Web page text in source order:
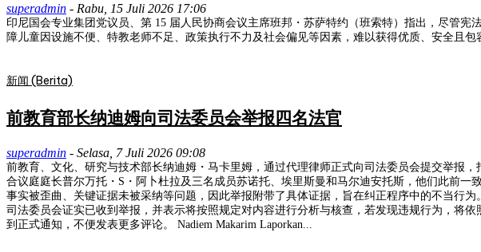
superadmin - Rabu, 15 Juli 2026 17:06
印尼国会专业集团党议员、第 15 届人民协商会议主席班邦・苏萨特约（班索特）指出，尽管
新闻 (Berita)
前教育部长纳迪姆向司法委员会举报四名法官
superadmin - Selasa, 7 Juli 2026 09:08
前教育、文化、研究与技术部长纳迪姆・马卡里姆，通过代理律师正式向司法委员会提交举报，指控雅加达中央腐败刑事法院
合议庭庭长普尔万托・S・阿卜杜拉及三名成员苏诺托、埃里斯曼和马尔迪安托斯，他们此前一致裁定纳迪姆有罪。持不同意
事实被歪曲、关键证据未被采纳等问题，因此举报附带了具体证据，旨在纠正程序中的不当行
司法委员会证实已收到举报，并表示将按照规定对内容进行分析与核查，若发现违规行为，将依照既定程序进一步处理。 雅加达中央地方法院方面则回应称，任何公民均
到正式通知，不便发表更多评论。 Nadiem Makarim Laporkan...